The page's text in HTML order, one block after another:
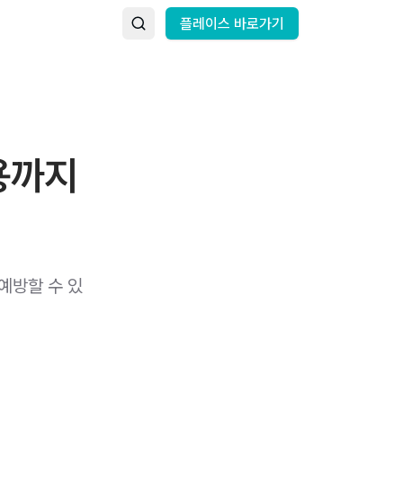
플레이스 바로가기
지
방할 수 있